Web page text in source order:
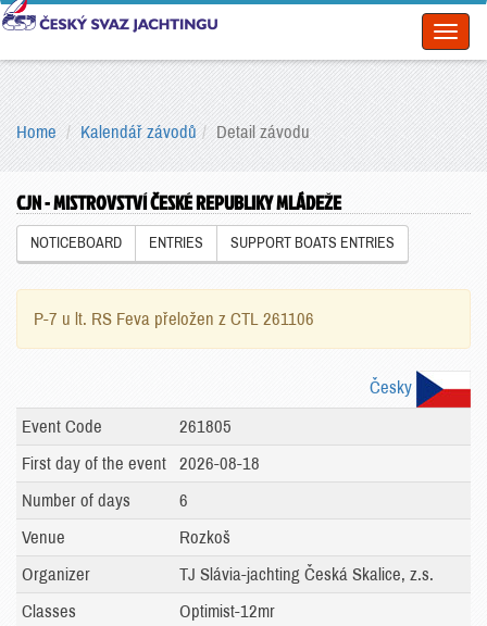
Home Kalendář závodů Detail závodu
CJN - MISTROVSTVÍ ČESKÉ REPUBLIKY MLÁDEŽE
NOTICEBOARD ENTRIES SUPPORT BOATS ENTRIES
P-7 u lt. RS Feva přeložen z CTL 261106
Česky
Event Code
261805
First day of the event
2026-08-18
Number of days
6
Venue
Rozkoš
Organizer
TJ Slávia-jachting Česká Skalice, z.s.
Classes
Optimist-12mr